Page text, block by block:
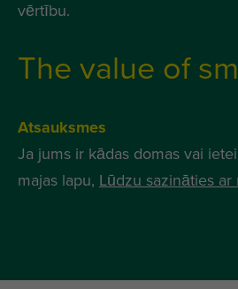
vērtību.
The value of
Atsauksmes
Ja jums ir kādas domas vai
majas lapu, Lūdzu sazināties ar